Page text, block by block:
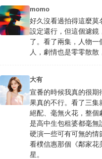
momo
好久沒看過拍得這麼莫
設定還行，但這個濾鏡
了。看了兩集，人物
人，劇情也是零零散散
大有
宣番的時候我真的很期
果真的不行。看了三集
絕配、毫無火花，整個
是高中生包租婆都毫無
硬演一些可有可無的情
看樸信惠那個《鄰家花
星。